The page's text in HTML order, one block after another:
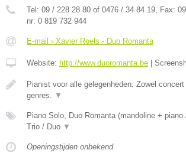
Tel: 09 / 228 28 80 of 0476 / 34 84 19 , Fax:
nr: 0 819 732 944
E-mail › Xavier Roels - Duo Romanta
Website: http://www.duoromanta.be |
Pianist voor alle gelegenheden. Zowel
genres.
▼
Piano Solo, Duo Romanta (mandoline + piano
Trio / Duo ▼
Openingstijden onbekend